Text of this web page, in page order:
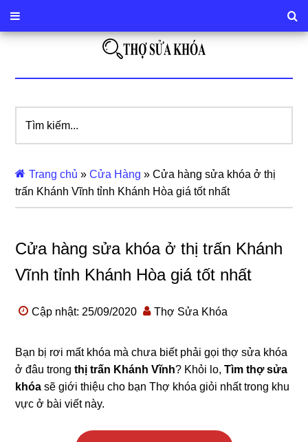
kiếm...
Trang chủ »Cửa Hàng »Cửa hàng sửa khóa ở thị
trấn Khánh Vĩnh tỉnh Khánh Hòa giá tốt nhất
Cửa hàng sửa khóa ở thị trấn Khánh
Vĩnh tỉnh Khánh Hòa giá tốt nhất
Cập nhật: 25/09/2020 Thợ Sửa Khóa
Bạn bị rơi mất khóa mà chưa biết phải gọi thợ sửa khóa
ở đâu trongthị trấn Khánh Vĩnh? Khỏi lo,Tìm thợ sửa
khóa sẽ giới thiệu cho bạn Thợ khóa giỏi nhất trong khu
vực ở bài viết này.